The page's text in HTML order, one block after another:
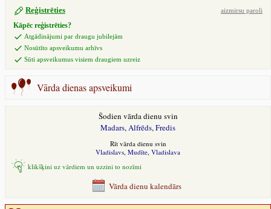
Reģistrēties aizmirsu paroli
Kāpēc reģistrēties?
Atgādinājumi par draugu jubilejām
Nosūtīto apsveikumu arhīvs
Sūti apsveikumus visiem draugiem uzreiz
Vārda dienas apsveikumi
Šodien vārda dienu svin
Madars,Alfrēds,Fredis
Rīt vārda dienu svin
Vladislavs, Mudīte, Vladislava
klikšķini uz vārdiem un uzzini to nozīmi
Vārda dienu kalendārs